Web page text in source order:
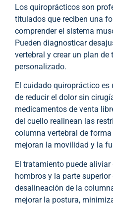
Los quiroprácticos son
titulados que reciben una
comprender el sistema
Pueden diagnosticar
vertebral y crear un plan
personalizado.
El cuidado quiropráctico
de reducir el dolor sin
medicamentos de venta
del cuello realinean las
columna vertebral de
mejoran la movilidad y la
El tratamiento puede
hombros y la parte
desalineación de la
mejorar la postura,